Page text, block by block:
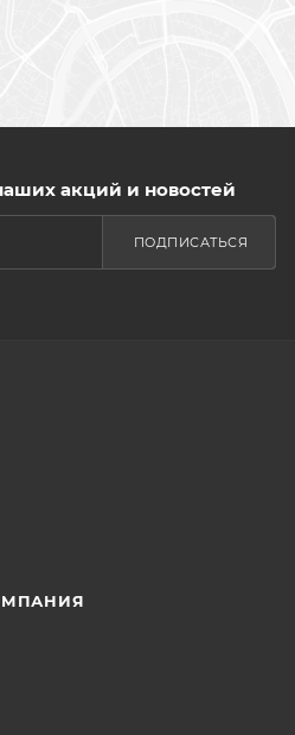
акций и новостей
ПОДПИСАТЬСЯ